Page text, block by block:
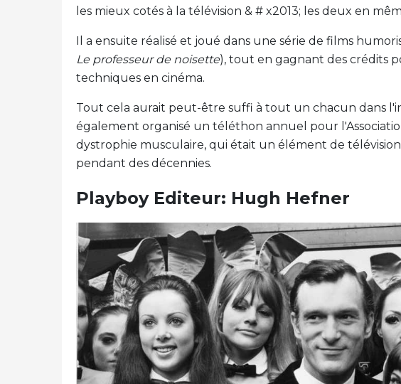
les mieux cotés à la télévision & # x2013; les deux en
Il a ensuite réalisé et joué dans une série de films
Le professeur de noisette), tout en gagnant des crédits
techniques en cinéma.
Tout cela aurait peut-être suffi à tout un chacun dans
également organisé un téléthon annuel pour
dystrophie musculaire, qui était un élément de télévision
pendant des décennies.
Playboy Editeur: Hugh Hefner